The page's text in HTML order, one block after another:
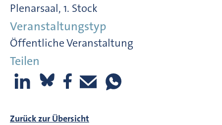
Plenarsaal, 1. Stock
Veranstaltungstyp
Öffentliche Veranstaltung
Teilen
Zurück zur Übersicht